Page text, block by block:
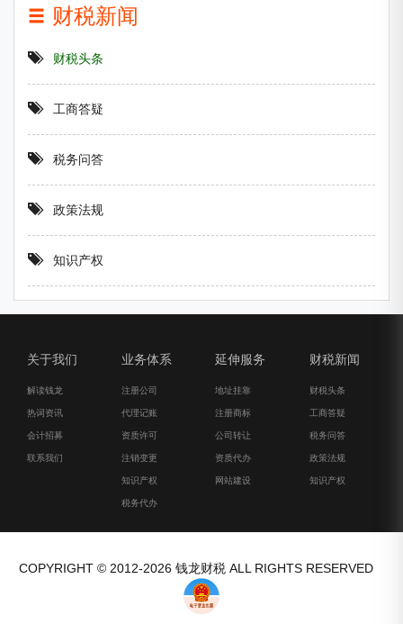
财税新闻
财税头条
工商答疑
税务问答
政策法规
知识产权
关于我们
解读钱龙
热词资讯
会计招募
联系我们
业务体系
注册公司
代理记账
资质许可
注销变更
知识产权
税务代办
延伸服务
地址挂靠
注册商标
公司转让
资质代办
网站建设
财税新闻
财税头条
工商答疑
税务问答
政策法规
知识产权
COPYRIGHT © 2012-2026 钱龙财税 ALL RIGHTS RESERVED